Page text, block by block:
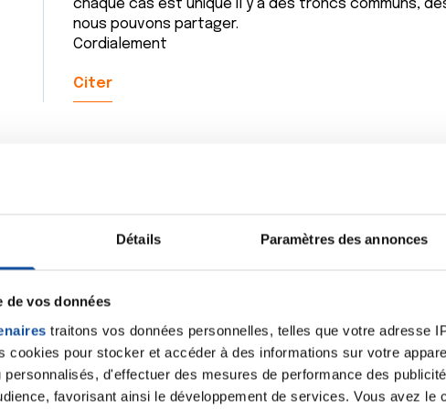
Détails Paramètres des annonces
de vos données
traitons vos données personnelles, telles que votre adresse
cookies pour stocker et accéder à des informations sur votre
d'effectuer des mesures de performance des
favorisant ainsi le développement de services. Vous avez le
chaque cas est unique il y a des troncs communs,
nous pouvons partager.
Cordialement
Citer
Ma femme étant née en 1976, elle a la chance d'être
Actuellement, ma famille de Perpignan est chez
ensemble.....
Nous aurons la possibilité de parler encore
Merci encore et bonne journée.
Citer